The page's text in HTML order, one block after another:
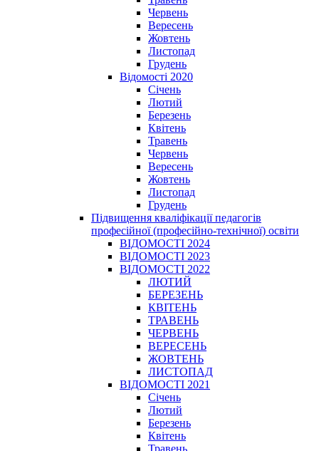
Червень
Вересень
Жовтень
Листопад
Грудень
Відомості 2020
Січень
Лютий
Березень
Квітень
Травень
Червень
Вересень
Жовтень
Листопад
Грудень
Підвищення кваліфікації педагогів
професійної (професійно-технічної) освіти
ВІДОМОСТІ 2024
ВІДОМОСТІ 2023
ВІДОМОСТІ 2022
ЛЮТИЙ
БЕРЕЗЕНЬ
КВІТЕНЬ
ТРАВЕНЬ
ЧЕРВЕНЬ
ВЕРЕСЕНЬ
ЖОВТЕНЬ
ЛИСТОПАД
ВІДОМОСТІ 2021
Січень
Лютий
Березень
Квітень
Травень